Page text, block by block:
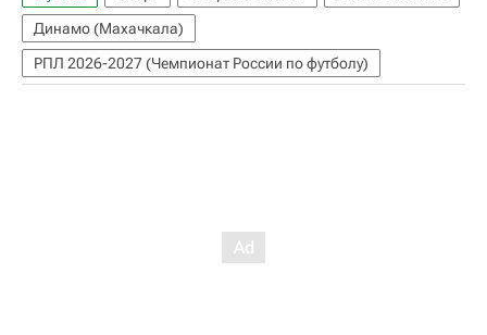
Динамо (Махачкала)
РПЛ 2026-2027 (Чемпионат России по футболу)